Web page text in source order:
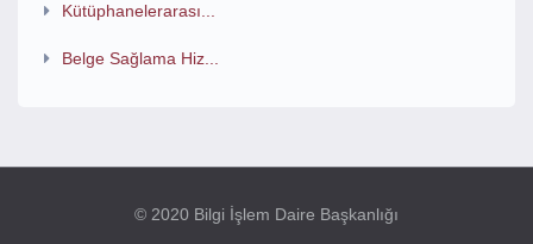
Kütüphanelerarası...
Belge Sağlama Hiz...
© 2020 Bilgi İşlem Daire Başkanlığı